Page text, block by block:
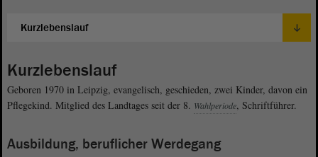
Kurzlebenslauf
Geboren 1970 in Leipzig, evangelisch, geschieden, zwei Kinder, davon ein
Pflegekind. Mitglied des Landtages seit der 8. Wahlperiode, Schriftführer.
Ausbildung, beruflicher Werdegang